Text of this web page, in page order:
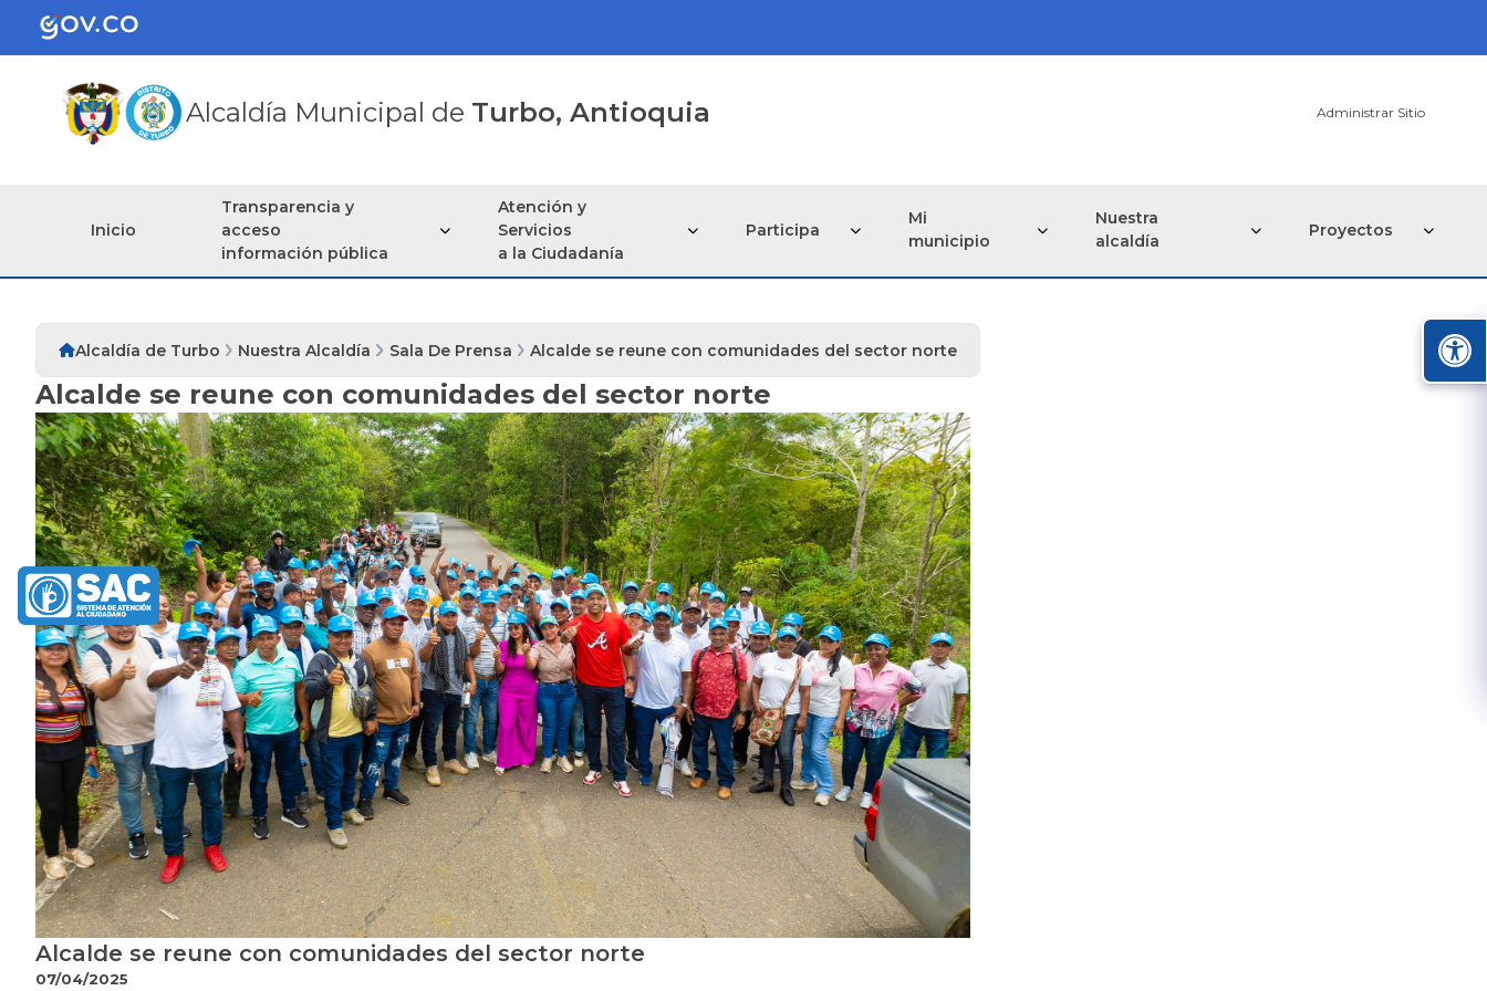
Alcaldía Municipal de Turbo, Antioquia Administrar Sitio
Inicio
Transparencia y
acceso
información pública
Atención y
Servicios
a la Ciudadanía
Participa
Mi
municipio
Nuestra
alcaldía
Proyectos
Alcaldía de Turbo Nuestra Alcaldía Sala De Prensa Alcalde se reune con comunidades del sector norte
Alcalde se reune con comunidades del sector norte
Alcalde se reune con comunidades del sector norte
07/04/2025